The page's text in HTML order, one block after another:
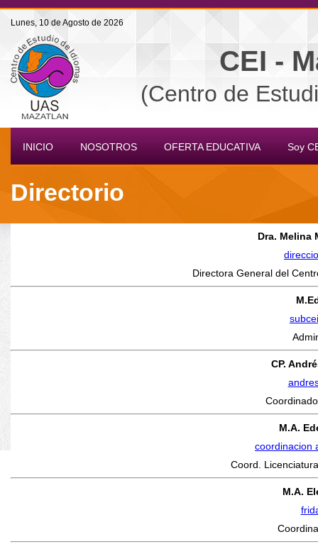
Lunes, 10 de Agosto de 2026
CEI -
(Centro de
INICIO NOSOTROS OFERTA EDUCATIVA Soy
Directorio
Dra. Melina
Directora General del
CP.
M.A.
coordinacion
Coord.
M.A.